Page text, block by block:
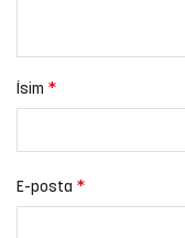
İsim *
E-posta *